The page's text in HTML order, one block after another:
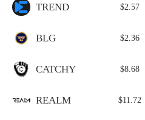
TREND $2.57
BLG $2.36
CATCHY $8.68
REALM $11.72